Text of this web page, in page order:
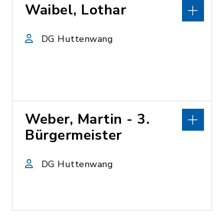
Waibel, Lothar
DG Huttenwang
Weber, Martin - 3.
Bürgermeister
DG Huttenwang